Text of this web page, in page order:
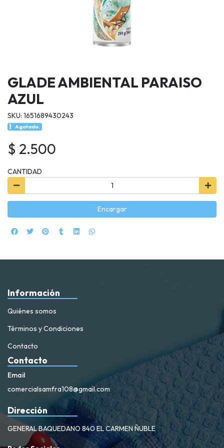
GLADE AMBIENTAL PARAISO
AZUL
SKU: 1651689430243
Agotado.
$ 2.500
CANTIDAD
Encargar
Información
Quiénes somos
Términos y Condiciones
Contacto
Contacto
Email
comercialsamfra108@gmail.com
Dirección
GENERAL BAQUEDANO 840 EL CARMEN ÑUBLE